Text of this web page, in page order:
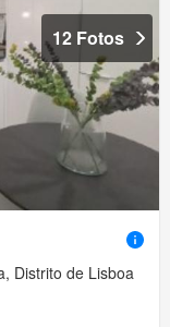
12 Fotos
Distrito de Lisboa